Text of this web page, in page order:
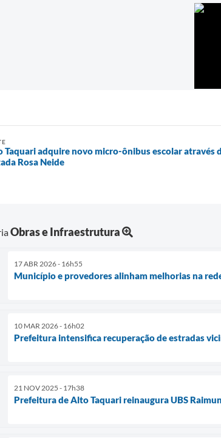
Taquari adquire novo micro-ônibus escolar através
Rosa Neide
Obras e Infraestrutura
17 ABR 2026 - 16h55
Município e provedores alinham melhorias na
10 MAR 2026 - 16h02
Prefeitura intensifica recuperação de estradas
21 NOV 2025 - 17h38
Prefeitura de Alto Taquari reinaugura UBS